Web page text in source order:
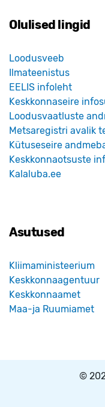
Olulised lingid
Loodusveeb
Ilmateenistus
EELIS infoleht
Keskkonnaseire
Loodusvaatluste
Metsaregistri avalik
Kütuseseire
Keskkonnaotsuste
Kalaluba.ee
Asutused
Kliimaministeerium
Keskkonnaagentuur
Keskkonnaamet
Maa-ja Ruumiamet
©